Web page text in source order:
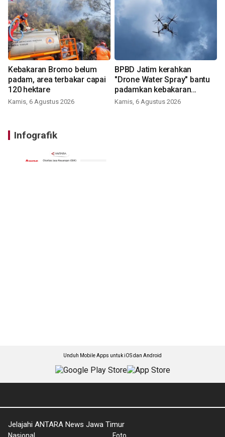
Kebakaran Bromo belum
padam, area terbakar capai
120 hektare
Kamis, 6 Agustus 2026
BPBD Jatim kerahkan
"Drone Water Spray" bantu
padamkan kebakaran
Bromo
Kamis, 6 Agustus 2026
Infografik
Unduh Mobile Apps untuk iOS dan Android
Jelajahi ANTARA News Jawa Timur